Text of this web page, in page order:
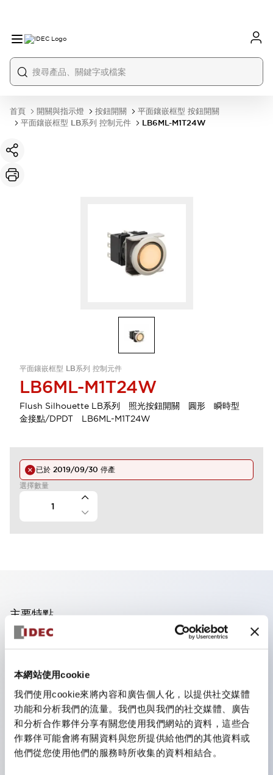
本網站使用cookie
我們使用cookie來將內容和廣告個人化，以提供社交媒體
功能和分析我們的流量。我們也與我們的社交媒體、廣告
和分析合作夥伴分享有關您使用我們網站的資料，這些合
作夥伴可能會將有關資料與您所提供給他們的其他資料或
他們從您使用他們的服務時所收集的資料相結合。
首頁 開關與指示燈 按鈕開關
平面鑲嵌框型 按鈕開關
平面鑲嵌框型 LB系列 控制元件
LB6ML-M1T24W
平面鑲嵌框型 LB系列 控制元件
LB6ML-M1T24W
Flush Silhouette LB系列 照光按鈕開關 圓形 瞬時型
金接點/DPDT LB6ML-M1T24W
已於 2019/09/30 停產
選擇數量
主要特點
明亮的LED照明
面板後深度27.9毫米
提供3PDT接點模組
接點額定電流5A
防護等級IP65